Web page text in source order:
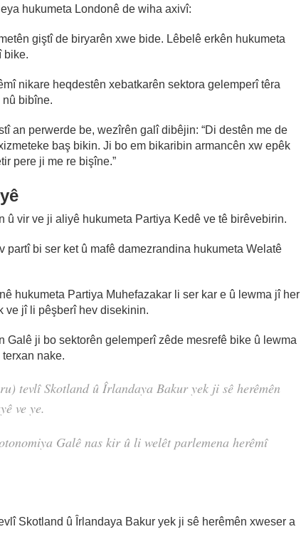
hukumeta Londonê de wiha axivî:
giştî de biryarên xwe bide. Lêbelê erkên hukumeta
bike.
nikare heqdestên xebatkarên sektora gelemperî têra
bibîne.
an perwerde be, wezîrên galî dibêjin: “Di destên me de
baş bikin. Ji bo em bikaribin armancên xw epêk
pere ji me re bişîne.”
û vir ve ji aliyê hukumeta Partiya Kedê ve tê birêvebirin.
partî bi ser ket û mafê damezrandina hukumeta Welatê
hukumeta Partiya Muhefazakar li ser kar e û lewma jî her
ve jî li pêşberî hev disekinin.
Galê ji bo sektorên gelemperî zêde mesrefê bike û lewma
nake.
) tevlî Skotland û Îrlandaya Bakur yek ji sê herêmên
ve ye.
Galê nas kir û li welêt parlemena herêmî
Skotland û Îrlandaya Bakur yek ji sê herêmên xweser a